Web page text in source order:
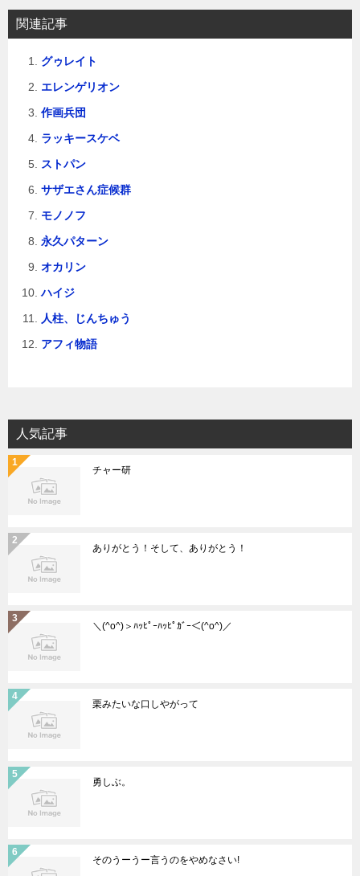
ョ
ン
関連記事
グゥレイト
エレンゲリオン
作画兵団
ラッキースケベ
ストパン
サザエさん症候群
モノノフ
永久パターン
オカリン
ハイジ
人柱、じんちゅう
アフィ物語
人気記事
チャー研
ありがとう！そして、ありがとう！
＼(^o^)＞ﾊｯﾋﾟｰﾊｯﾋﾟｶﾞｰ＜(^o^)／
栗みたいな口しやがって
勇しぶ。
そのうーうー言うのをやめなさい!